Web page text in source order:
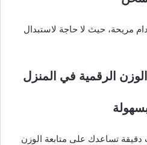
مريحة، حيث لا حاجة لاستبدال
الرقمية في المنزل
دقيقة تساعدك على متابعة الوزن